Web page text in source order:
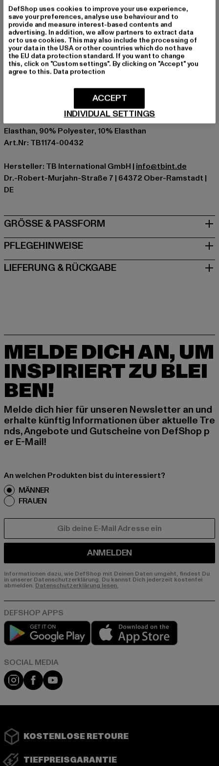
Material1: 80% Polyamid 20% Elasthan
Anlass: Sport, Alltag, Freizeit
Verschlussarten: Gummizug
Muster: Unifarben
Schnitt: Skinny-Fit
Marke: Urban Classics
Hersteller Farbe: dark grey
Materialzusammensetzung: 80% Polyamid, 20%
Elasthan, 90% Polyester, 10% Elasthan
Art.Nr: TB1174-00432
Hersteller: TB International GmbH | info@tbint.de
Dr.-Robert-Murjahn-Straße 7 | 64372 Ober-Ramstadt |
DE
GRÖSSE & PASSFORM
PFLEGEHINWEISE
LIEFERUNG & RÜCKGABE
MELDE DICH AN, UM
INSPIRIERT ZU BLEI
BEN!
Melde dich hier für unseren Newsletter an und
erhalte künftig Informationen über aktuelle Tre
nds, Angebote und Gutscheine von DefShop p
er E-Mail!
An welchen Produkten bist du interessiert?
MÄNNER
FRAUEN
ANMELDEN
Informationen dazu, wie DefShop mit Deinen Daten umgeht, findest Du
in unserer Datenschutzerklärung. Du kannst Dich jederzeit kostenfei
abmelden. Datenschutzerklärung lesen.
Play market
Instagram
FacebookYouTube
KOSTENLOSE RETOURE
TIEFPREISGARANTIE
DefShop uses cookies to improve your use experience,
save your preferences, analyse use behaviour and to
provide and measure interest-based contents and
advertising. In addition, we allow partners to extract data
or to use cookies. This may also include the processing of
your data in the USA or other countries which do not have
the EU data protection standard. If you want to change
this, click on "Custom settings". By clicking on "Accept" you
agree to this. Data protection
INDIVIDUAL SETTINGS
ACCEPT